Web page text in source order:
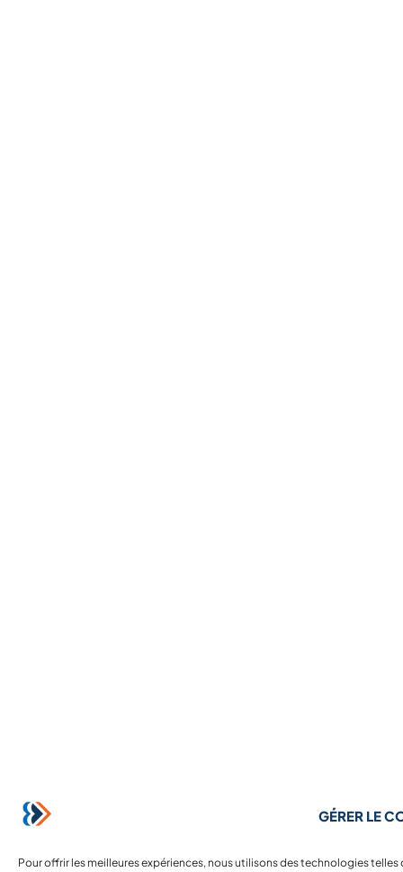
GÉRER LE
Pour offrir les meilleures expériences, nous utilisons des technologies